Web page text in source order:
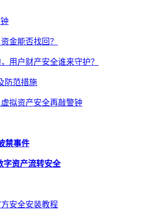
金能否找回？
用户财产安全谁来守护？
防范措施
拟资产安全再敲警钟
禁事件
字资产流转安全